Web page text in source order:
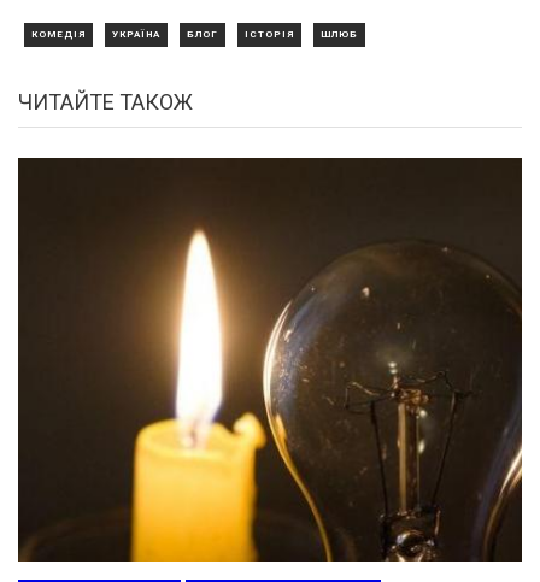
КОМЕДІЯ УКРАЇНА БЛОГ ІСТОРІЯ ШЛЮБ
ЧИТАЙТЕ ТАКОЖ